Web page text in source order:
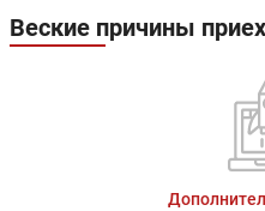
Веские причины